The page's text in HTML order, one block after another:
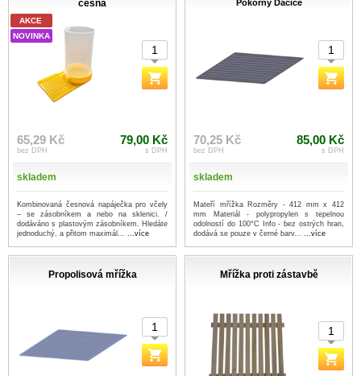
česna
AKCE
NOVINKA
65,29 Kč
bez DPH
79,00 Kč
s DPH
skladem
Kombinovaná česnová napáječka pro včely
– se zásobníkem a nebo na sklenici. /
dodáváno s plastovým zásobníkem. Hledáte
jednoduchý, a přitom maximál... ...více
Pokorný Dačice
70,25 Kč
bez DPH
85,00 Kč
s DPH
skladem
Mateří mřížka Rozměry - 412 mm x 412
mm Materiál - polypropylen s tepelnou
odolností do 100°C Info - bez ostrých hran,
dodává se pouze v černé barv... ...více
Propolisová mřížka Mřížka proti zástavbě